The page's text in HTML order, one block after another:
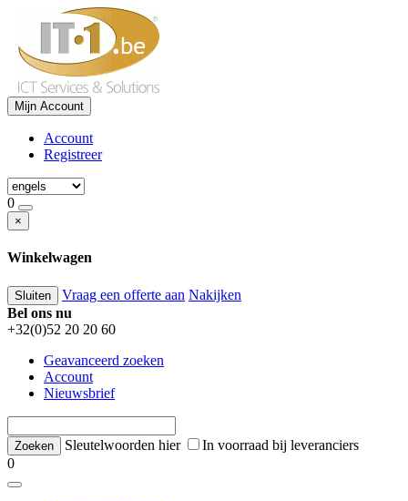
Mijn Account
Account
Registreer
0
×
Winkelwagen
Sluiten Vraag een offerte aan Nakijken
Bel ons nu
+32(0)52 20 20 60
Geavanceerd zoeken
Account
Nieuwsbrief
Sleutelwoorden hier
In voorraad bij leveranciers
0